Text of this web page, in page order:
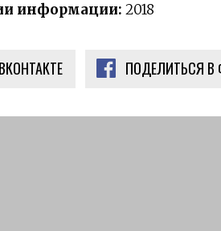
информации: 2018
ПОДЕЛИТЬСЯ В